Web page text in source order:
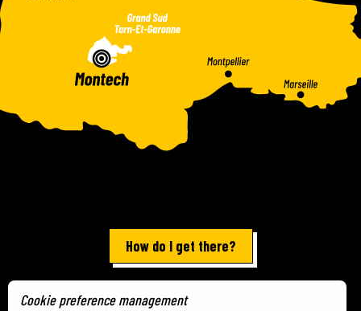
How do I get there?
Terms of use - Site map
Cookie preference management